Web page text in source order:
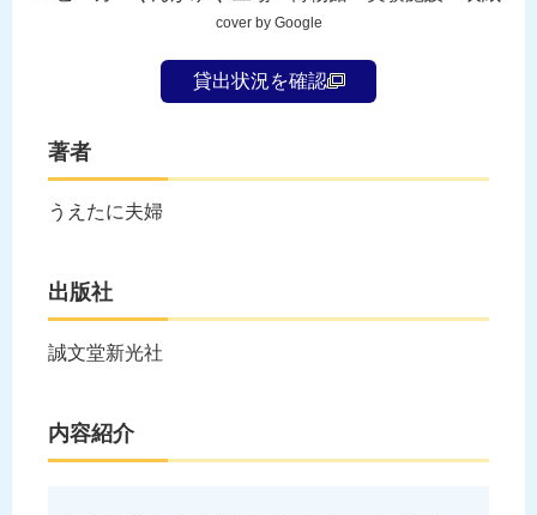
cover by Google
貸出状況を確認
著者
うえたに夫婦
出版社
誠文堂新光社
内容紹介